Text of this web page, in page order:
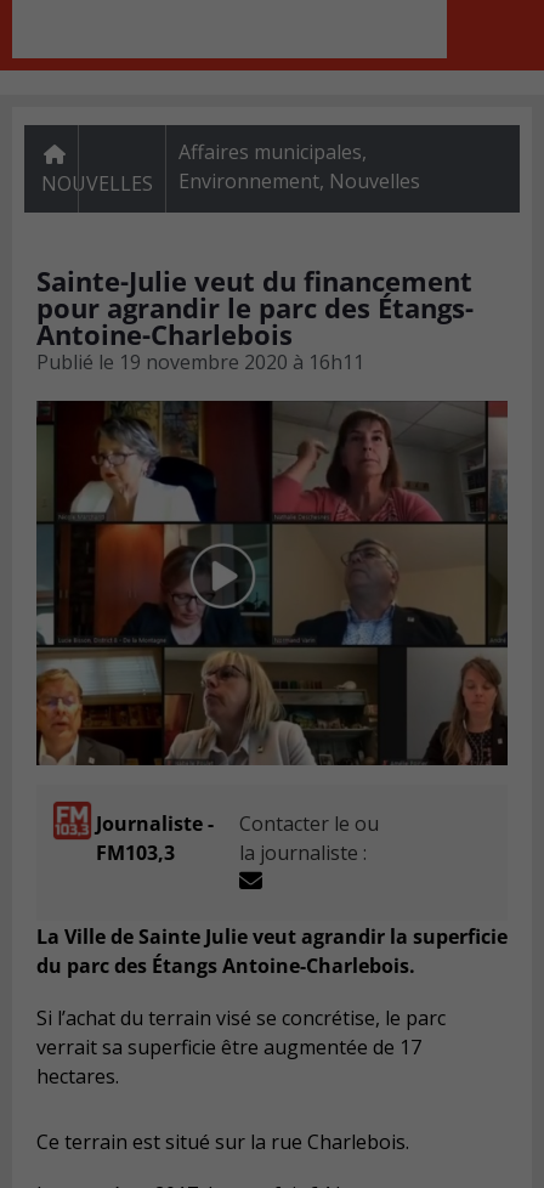
NOUVELLES
Affaires municipales,
Environnement, Nouvelles
Sainte-Julie veut du financement
pour agrandir le parc des Étangs-
Antoine-Charlebois
Publié le 19 novembre 2020 à 16h11
Journaliste -
FM103,3
Contacter le ou
la journaliste :
La Ville de Sainte Julie veut agrandir la superficie
du parc des Étangs Antoine-Charlebois.
Si l’achat du terrain visé se concrétise, le parc
verrait sa superficie être augmentée de 17
hectares.
Ce terrain est situé sur la rue Charlebois.